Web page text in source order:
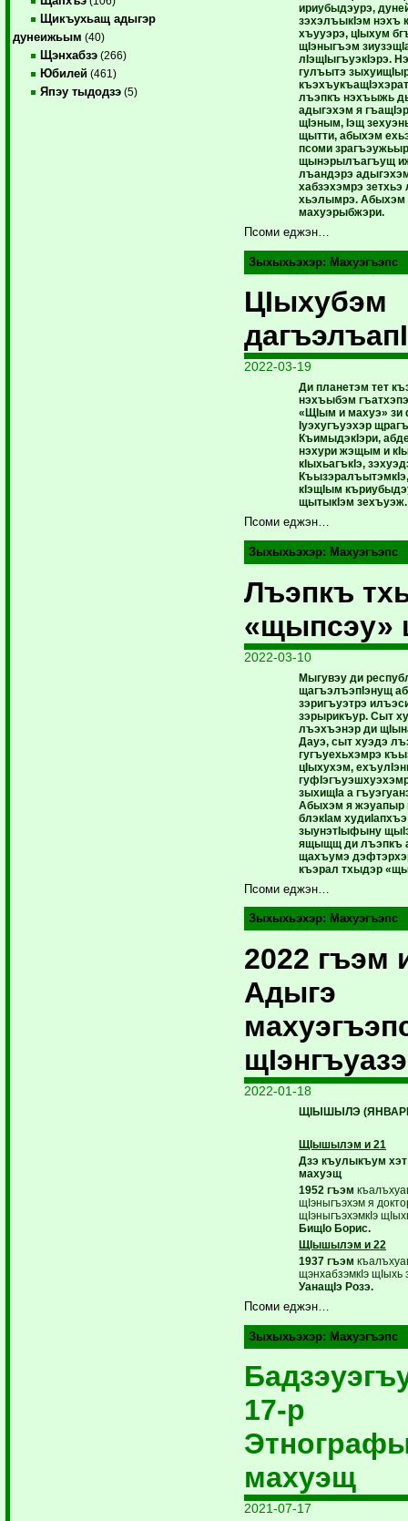
Щикъухьащ адыгэр
дунеижьым (40)
Щэнхабзэ (266)
Юбилей (461)
Япэу тыдодзэ (5)
ириубыдэурэ,
зэхэлъыкIэм нэхъ
хъууэрэ, цIыхум
щIэныгъэм
лIэщIыгъуэкIэрэ.
гулъытэ
лъэпкъ нэхъыжь
адыгэхэм я
щIэным, Iэщ
щытти, абыхэм
псоми
щынэрылъагъущ
лъандэрэ
хабзэхэмрэ зетхьэ
хьэлымрэ. Абыхэм
махуэрыбжэри.
Псоми еджэн…
Зыхыхьэхэр: Махуэгъэпс
ЦIыхубэм
2022-03-19
Ди планетэм тет
нэхъыбэм
«ЩIым и махуэ»
Iуэхугъуэхэр
КъимыдэкIэри,
нэхури жэщым и
кIыхьагъкIэ,
кIэщIым
щытыкIэм зехъуэж.
Псоми еджэн…
Зыхыхьэхэр: Махуэгъэпс
Лъэпкъ
«щыпсэу»
2022-03-10
Мыгувэу ди
щагъэлъэпIэнущ
зэригъуэтрэ
зэрырикъур. Сыт
лъэхъэнэр ди
Дауэ, сыт хуэдэ
гугъуехьхэмрэ
цIыхухэм,
зыхищIа а
Абыхэм я
блэкIам
зыунэтIыфыну
ящыщщ ди лъэпкъ
щахъумэ
къэрал тхыдэр
Псоми еджэн…
Зыхыхьэхэр: Махуэгъэпс
2022 гъэм
Адыгэ
щIэнгъуазэ
2022-01-18
ЩIЫШЫЛЭ
ЩIышылэм и 21
Дзэ къулыкъум
махуэщ
1952 гъэм
щIэныгъэхэм я
щIэныгъэхэмкIэ
БищIо Борис.
ЩIышылэм и 22
1937 гъэм
щэнхабзэмкIэ щIыхь
УанащIэ Розэ.
Псоми еджэн…
Зыхыхьэхэр: Махуэгъэпс
17-р
махуэщ
2021-07-17